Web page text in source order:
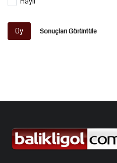
Oy Sonuçları Görüntüle